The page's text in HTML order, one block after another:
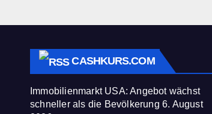
CASHKURS.COM
Immobilienmarkt USA: Angebot wächst
schneller als die Bevölkerung 6. August